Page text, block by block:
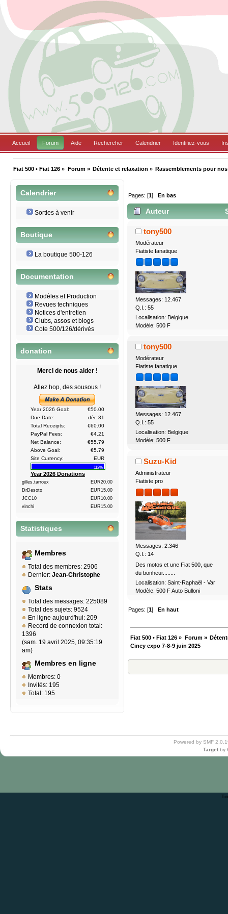
Accueil Forum Aide Rechercher Calendrier Identifiez-vous
Fiat 500 • Fiat 126 » Forum» Détente et relaxation » Rassemblements pour
Calendrier
Sorties à venir
Boutique
La boutique 500-126
Documentation
Modèles et Production
Revues techniques
Notices d'entretien
Clubs, assos et blogs
Cote 500/126/dérivés
donation
Merci de nous aider !
Allez hop, des sousous !
Year 2026 Goal:
€50.00
Due Date:
déc 31
Total Receipts:
€60.00
PayPal Fees:
€4.21
Net Balance:
€55.79
Above Goal:
€5.79
Site Currency:
EUR
112%
Year 2026 Donations
gilles.tarroux
EUR20.00
DrDesoto
EUR15.00
JCC10
EUR10.00
vinchi
EUR15.00
Statistiques
Membres
Total des membres: 2906
Dernier: Jean-Christophe
Stats
Total des messages: 225089
Total des sujets: 9524
En ligne aujourd'hui: 209
Record de connexion total:
1396
(sam. 19 avril 2025, 09:35:19
am)
Membres en ligne
Membres: 0
Invités: 195
Total: 195
Pages: [1] En bas
Auteur
tony500
Modérateur
Fiatiste fanatique
Messages: 12.467
Q.I.: 55
Localisation: Belgique
Modèle: 500 F
tony500
Modérateur
Fiatiste fanatique
Messages: 12.467
Q.I.: 55
Localisation: Belgique
Modèle: 500 F
Suzu-Kid
Administrateur
Fiatiste pro
Messages: 2.346
Q.I.: 14
Des motos et une Fiat 500, que
du bonheur........
Localisation: Saint-Raphaël - Var
Modèle: 500 F Auto Bulloni
Pages: [1] En haut
Fiat 500 • Fiat 126 » Forum»
Ciney expo 7-8-9 juin 2025
Powered by SMF
Target by